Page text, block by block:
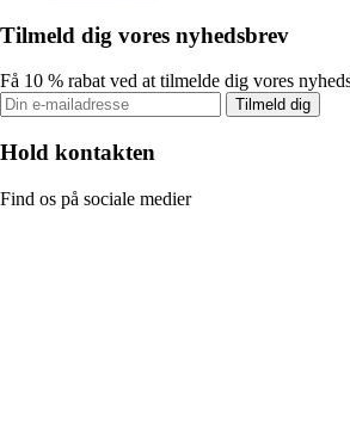
Tilmeld dig vores nyhedsbrev
Få 10 % rabat ved at tilmelde dig vores
Tilmeld dig
Hold kontakten
Find os på sociale medier